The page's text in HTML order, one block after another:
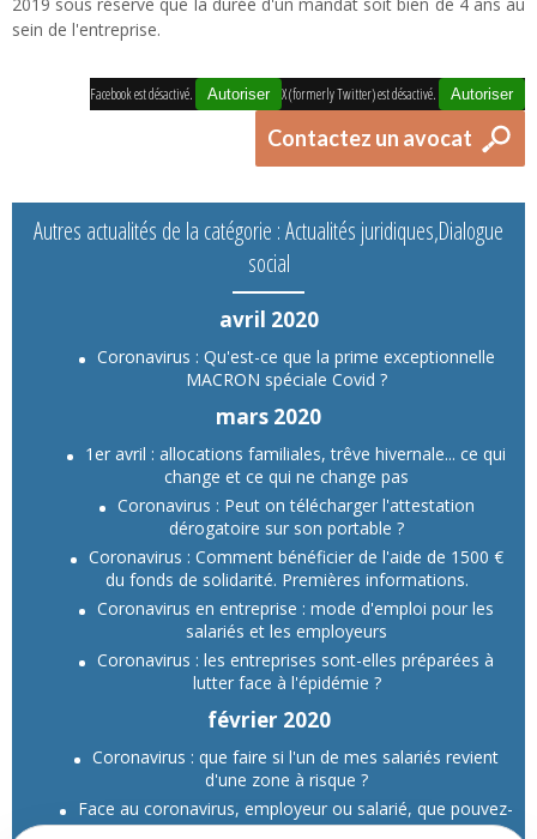
sein de l'entreprise.
X (formerly Twitter) est désactivé. Autoriser
Facebook est désactivé. Autoriser
Contactez un avocat
Autres actualités de la catégorie : Actualités juridiques,Dialogue
social
avril 2020
Coronavirus : Qu'est-ce que la prime exceptionnelle
MACRON spéciale Covid ?
mars 2020
1er avril : allocations familiales, trêve hivernale... ce qui
change et ce qui ne change pas
Coronavirus : Peut on télécharger l'attestation
dérogatoire sur son portable ?
Coronavirus : Comment bénéficier de l'aide de 1500 €
du fonds de solidarité. Premières informations.
Coronavirus en entreprise : mode d'emploi pour les
salariés et les employeurs
Coronavirus : les entreprises sont-elles préparées à
lutter face à l'épidémie ?
février 2020
Coronavirus : que faire si l'un de mes salariés revient
d'une zone à risque ?
Face au coronavirus, employeur ou salarié, que pouvez-
vous faire ?